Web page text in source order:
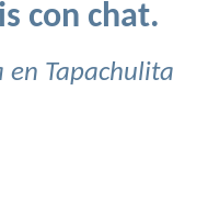
con chat.
en Tapachulita